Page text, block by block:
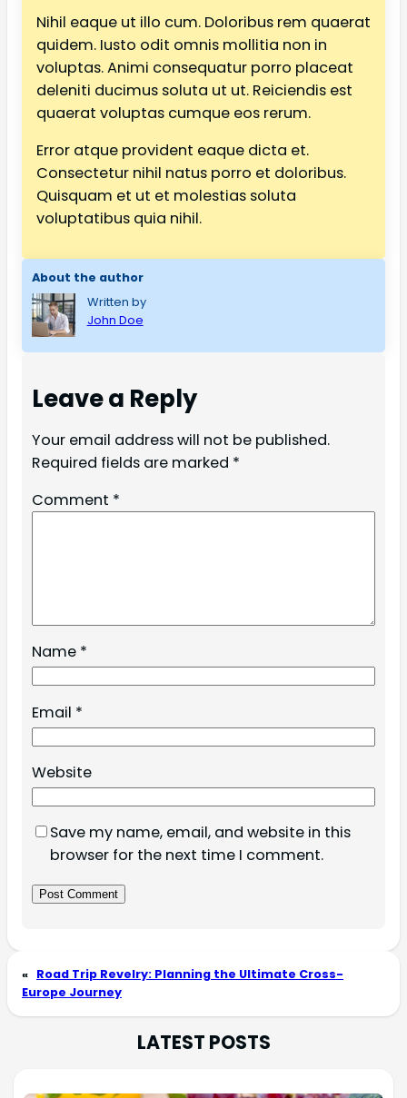
Nihil eaque ut illo cum. Doloribus rem quaerat
quidem. Iusto odit omnis mollitia non in
voluptas. Animi consequatur porro placeat
deleniti ducimus soluta ut ut. Reiciendis est
quaerat voluptas cumque eos rerum.
Error atque provident eaque dicta et.
Consectetur nihil natus porro et doloribus.
Quisquam et ut et molestias soluta
voluptatibus quia nihil.
About the author
Written by
John Doe
Leave a Reply
Your email address will not be published.
Required fields are marked *
Comment *
Name *
Email *
Website
Save my name, email, and website in this
browser for the next time I comment.
« Road Trip Revelry: Planning the Ultimate Cross-
Europe Journey
LATEST POSTS